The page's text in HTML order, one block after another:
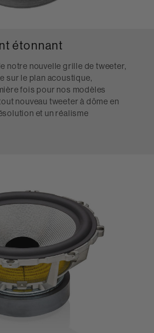
étonnant
notre nouvelle grille de tweeter,
sur le plan acoustique,
fois pour nos modèles
nouveau tweeter à dôme en
et un réalisme